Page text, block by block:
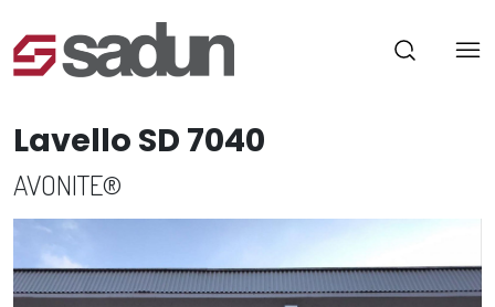
Lavello SD 7040
AVONITE®